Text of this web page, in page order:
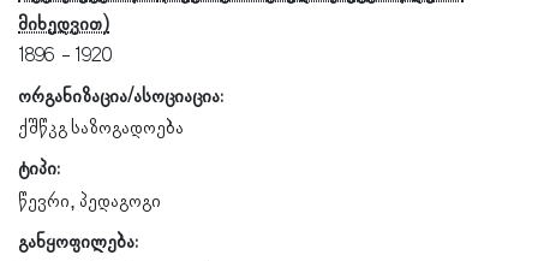
1896
1920
ორგანიზაცია/ასოციაცია:
ქშწკგ საზოგადოება
ტიპი:
წევრი პედაგოგი
განყოფილება: